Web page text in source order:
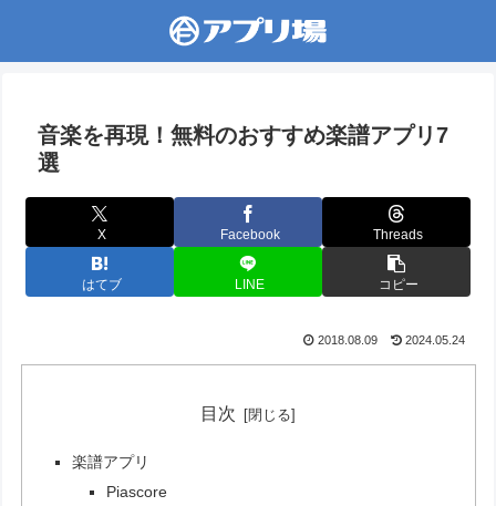
音楽を再現！無料のおすすめ楽譜アプリ7
選
X Facebook Threads
はてブ LINE コピー
2018.08.09 2024.05.24
目次
楽譜アプリ
Piascore